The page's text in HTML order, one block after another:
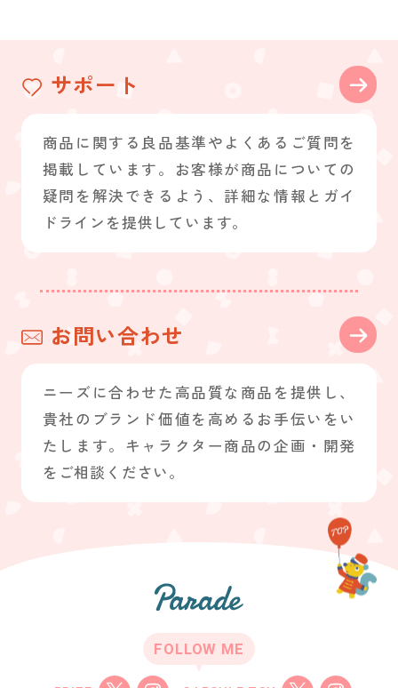
サポート
商品に関する良品基準やよくあるご質問を
掲載しています。お客様が商品についての
疑問を解決できるよう、詳細な情報とガイ
ドラインを提供しています。
お問い合わせ
ニーズに合わせた高品質な商品を提供し、
貴社のブランド価値を高めるお手伝いをい
たします。キャラクター商品の企画・開発
をご相談ください。
FOLLOW ME